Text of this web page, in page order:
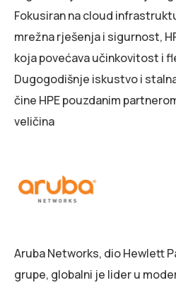
Fokusiran na cloud
mrežna rješenja i sigurnost,
koja povećava učinkovitost i
Dugogodišnje iskustvo i
čine HPE pouzdanim
veličina
Aruba Networks, dio Hewlett
grupe, globalni je lider u